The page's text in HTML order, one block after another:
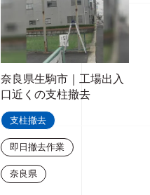
奈良県生駒市｜工場出入
口近くの支柱撤去
支柱撤去
即日撤去作業
奈良県